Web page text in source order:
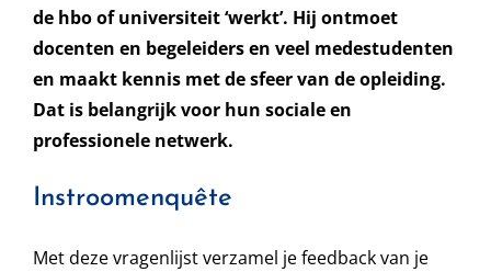
de hbo of universiteit ‘werkt’. Hij ontmoet
docenten en begeleiders en veel medestudenten
en maakt kennis met de sfeer van de opleiding.
Dat is belangrijk voor hun sociale en
professionele netwerk.
Instroomenquête
Met deze vragenlijst verzamel je feedback van je